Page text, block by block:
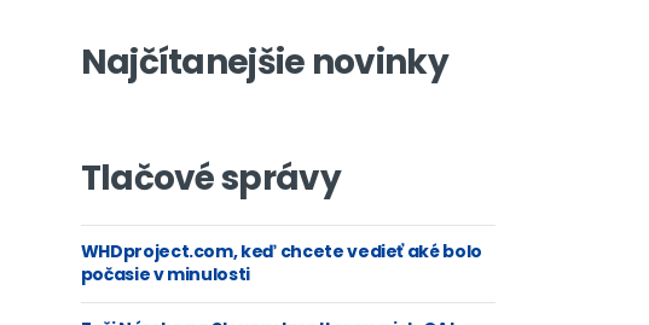
Najčítanejšie novinky
Tlačové správy
WHDproject.com, keď chcete vedieť aké bolo
počasie v minulosti